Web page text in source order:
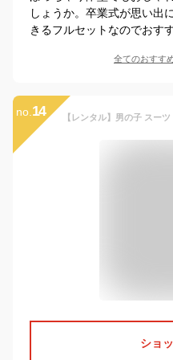
しょうか。卒業式が思い出
きるフルセットなのでおす
全てのおすす
no. 14
ショ